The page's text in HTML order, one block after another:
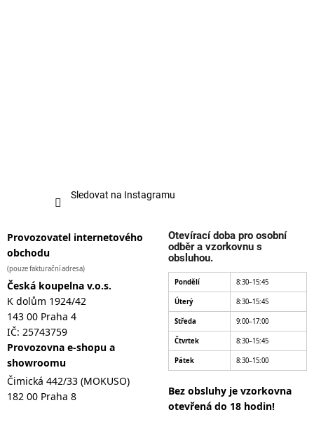
Sledovat na Instagramu
Provozovatel internetového
obchodu
(pouze fakturační adresa)
Česká koupelna v.o.s.
K dolům 1924/42
143 00 Praha 4
IČ: 25743759
Provozovna e-shopu a
showroomu
Čimická 442/33 (MOKUSO)
182 00 Praha 8
Otevírací doba pro osobní
odběr a vzorkovnu s
obsluhou.
Pondělí 8:30–15:45
Úterý 8:30–15:45
Středa 9:00–17:00
Čtvrtek 8:30–15:45
Pátek 8:30–15:00
Bez obsluhy je vzorkovna
otevřená do 18 hodin!